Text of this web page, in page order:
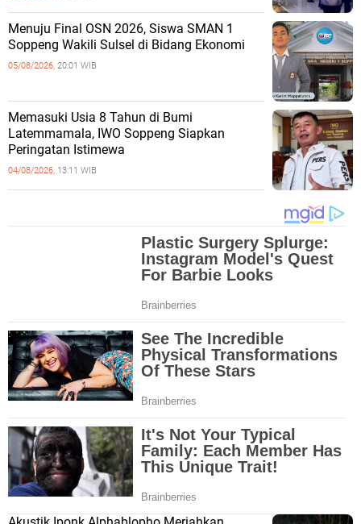
Menuju Final OSN 2026, Siswa SMAN 1
Soppeng Wakili Sulsel di Bidang Ekonomi
05/08/2026, 20:01 WIB
Memasuki Usia 8 Tahun di Bumi
Latemmamala, IWO Soppeng Siapkan
Peringatan Istimewa
04/08/2026, 13:11 WIB